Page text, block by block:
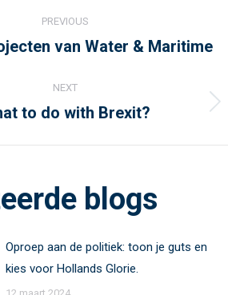
PREVIOUS
Previous
van Water & Maritime
NEXT
Next
to do with Brexit?
blogs
Oproep aan de politiek: toon je guts en
kies voor Hollands Glorie.